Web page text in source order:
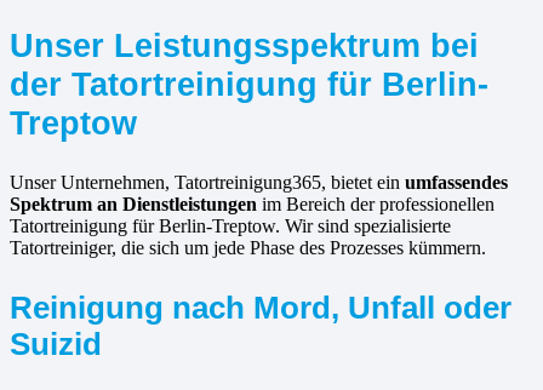
Unser Leistungsspektrum bei
der Tatortreinigung für Berlin-
Treptow
Unser Unternehmen, Tatortreinigung365, bietet ein umfassendes
Spektrum an Dienstleistungen im Bereich der professionellen
Tatortreinigung für Berlin-Treptow. Wir sind spezialisierte
Tatortreiniger, die sich um jede Phase des Prozesses kümmern.
Reinigung nach Mord, Unfall oder
Suizid